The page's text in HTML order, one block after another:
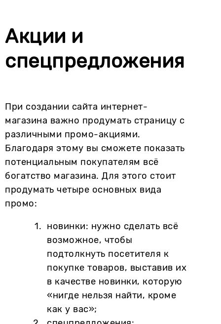
Акции и
спецпредложения
При создании сайта интернет-
магазина важно продумать страницу с
различными промо-акциями.
Благодаря этому вы сможете показать
потенциальным покупателям всё
богатство магазина. Для этого стоит
продумать четыре основных вида
промо:
новинки: нужно сделать всё
возможное, чтобы
подтолкнуть посетителя к
покупке товаров, выставив их
в качестве новинки, которую
«нигде нельзя найти, кроме
как у вас»;